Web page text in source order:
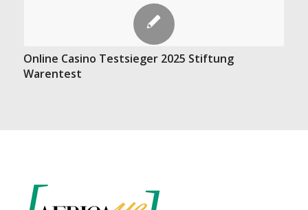
Online Casino Testsieger 2025 Stiftung
Warentest